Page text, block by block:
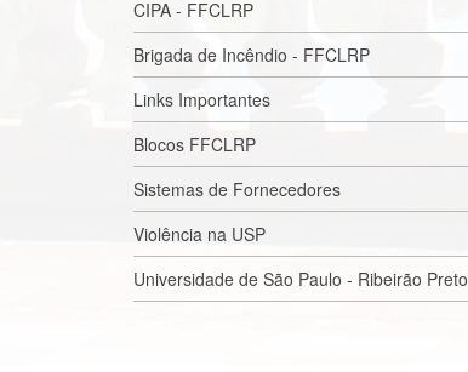
CIPA - FFCLRP
Brigada de Incêndio - FFCLRP
Links Importantes
Blocos FFCLRP
Sistemas de Fornecedores
Violência na USP
Universidade de São Paulo - Ribeirão Preto